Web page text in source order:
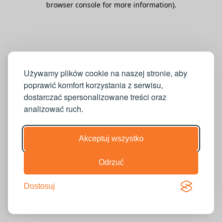
Używamy plików cookie na naszej stronie, aby
poprawić komfort korzystania z serwisu,
dostarczać spersonalizowane treści oraz
analizować ruch.
Akceptuj wszystko
Odrzuć
Dostosuj
browser console for more information).